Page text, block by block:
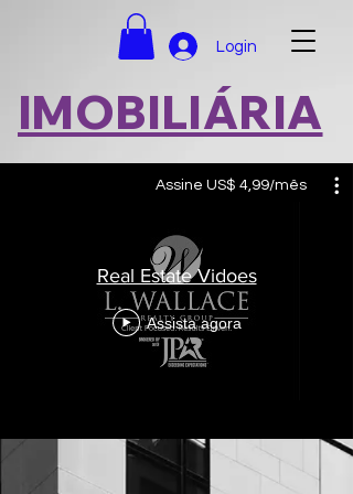
Login
IMOBILIÁRIA
Assine US$ 4,99/mês
Real Estate Vidoes
Assista agora